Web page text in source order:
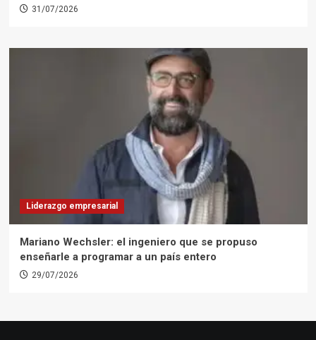
31/07/2026
Liderazgo empresarial
Mariano Wechsler: el ingeniero que se propuso
enseñarle a programar a un país entero
29/07/2026